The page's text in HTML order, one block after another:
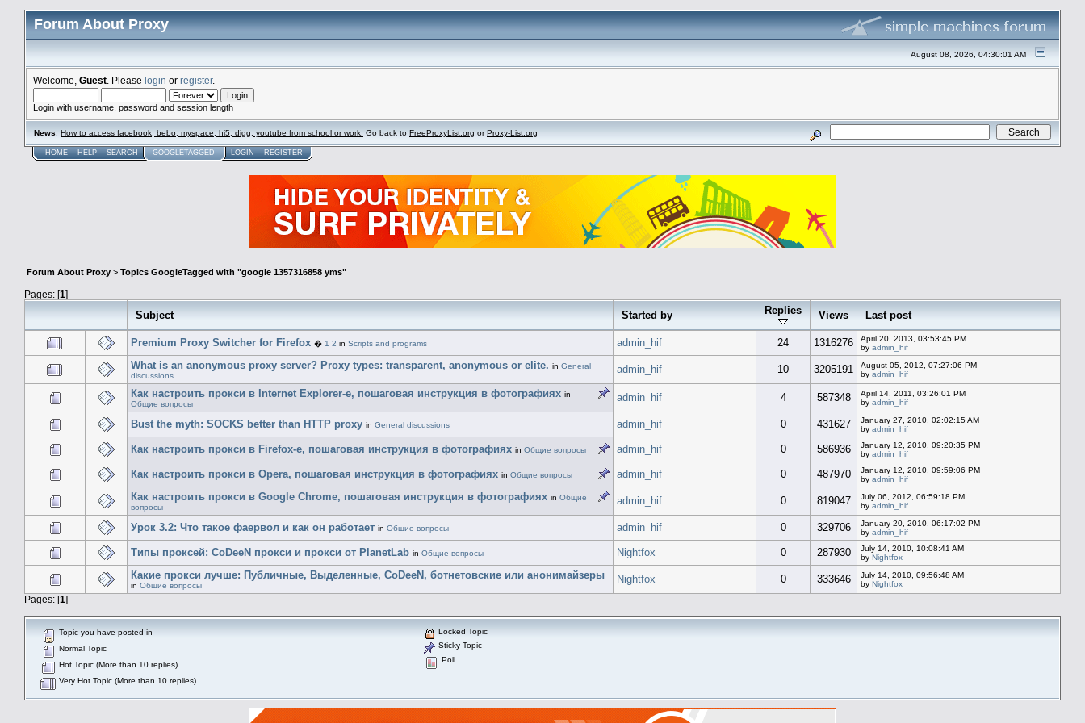
Forum About Proxy
August 08, 2026, 04:30:01 AM
Welcome, Guest . Please login or register.
Login with username, password and session length
News: How to access facebook, bebo, myspace, hi5, digg, youtube from school or work. Go back to FreeProxyList.org orProxy-List.org
HOME HELP SEARCH GOOGLETAGGED LOGIN REGISTER
Forum About Proxy > Topics GoogleTagged with "google 1357316858 yms"
Pages: [1]
Subject Started by Replies Views Last post
Premium Proxy Switcher for Firefox � 1 2 in Scripts and programs admin_hif 24 1316276
April 20, 2013, 03:53:45 PM
by admin_hif
What is an anonymous proxy server? Proxy types: transparent, anonymous or elite. in General
discussions
admin_hif 10 3205191
August 05, 2012, 07:27:06 PM
by admin_hif
Как настроить прокси в Internet Explorer-е, пошаговая инструкция в фотографиях in
Общие вопросы
admin_hif 4 587348
April 14, 2011, 03:26:01 PM
by admin_hif
Bust the myth: SOCKS better than HTTP proxy in General discussions admin_hif 0 431627
January 27, 2010, 02:02:15 AM
by admin_hif
Как настроить прокси в Firefox-е, пошаговая инструкция в фотографиях in Общие вопросы admin_hif 0 586936
January 12, 2010, 09:20:35 PM
by admin_hif
Как настроить прокси в Opera, пошаговая инструкция в фотографиях in Общие вопросы admin_hif 0 487970
January 12, 2010, 09:59:06 PM
by admin_hif
Как настроить прокси в Google Chrome, пошаговая инструкция в фотографиях in Общие
вопросы
admin_hif 0 819047
July 06, 2012, 06:59:18 PM
by admin_hif
Урок 3.2: Что такое фаервол и как он работает in Общие вопросы admin_hif 0 329706
January 20, 2010, 06:17:02 PM
by admin_hif
Типы проксей: CoDeeN прокси и прокси от PlanetLab in Общие вопросы Nightfox 0 287930
July 14, 2010, 10:08:41 AM
by Nightfox
Какие прокси лучше: Публичные, Выделенные, CoDeeN, ботнетовские или анонимайзеры
in Общие вопросы
Nightfox 0 333646
July 14, 2010, 09:56:48 AM
by Nightfox
Pages: [1]
Topic you have posted in
Normal Topic
Hot Topic (More than 10 replies)
Very Hot Topic (More than 10 replies)
Locked Topic
Sticky Topic
Poll